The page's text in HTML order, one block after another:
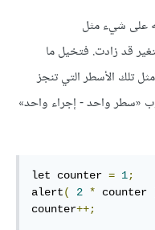
على شيء مثل
قد زادت. فتخيل ما
تلك الأسطر التي تنجز
«سطر واحد - إجراء واحد»
let counter = 1;
alert( 2 * counter
counter++;